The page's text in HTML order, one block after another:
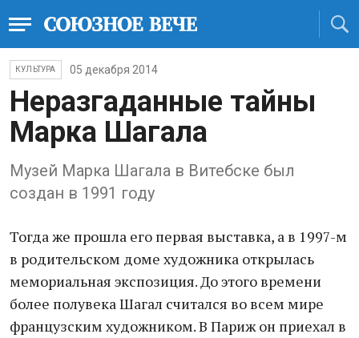
КУЛЬТУРА 05 декабря 2014
Неразгаданные тайны
Марка Шагала
Музей Марка Шагала в Витебске был
создан в 1991 году
Тогда же прошла его первая выставка, а в 1997-м
в родительском доме художника открылась
мемориальная экспозиция. До этого времени
более полувека Шагал считался во всем мире
французским художником. В Париж он приехал в